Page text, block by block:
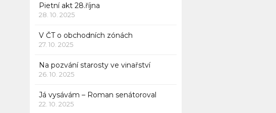
Pietní akt 28.října
28. 10. 2025
V ČT o obchodních zónách
27. 10. 2025
Na pozvání starosty ve vinařství
26. 10. 2025
Já vysávám – Roman senátoroval
22. 10. 2025